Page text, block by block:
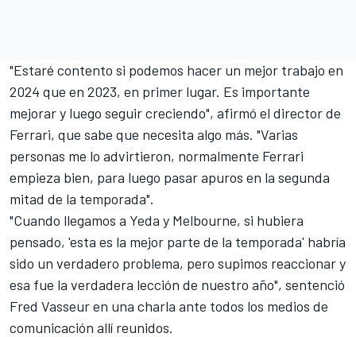
"Estaré contento si podemos hacer un mejor trabajo en
2024 que en 2023, en primer lugar. Es importante
mejorar y luego seguir creciendo", afirmó el director de
Ferrari, que sabe que necesita algo más. "Varias
personas me lo advirtieron, normalmente Ferrari
empieza bien, para luego pasar apuros en la segunda
mitad de la temporada".
"Cuando llegamos a Yeda y Melbourne, si hubiera
pensado, 'esta es la mejor parte de la temporada' habría
sido un verdadero problema, pero supimos reaccionar y
esa fue la verdadera lección de nuestro año", sentenció
Fred Vasseur en una charla ante todos los medios de
comunicación allí reunidos.